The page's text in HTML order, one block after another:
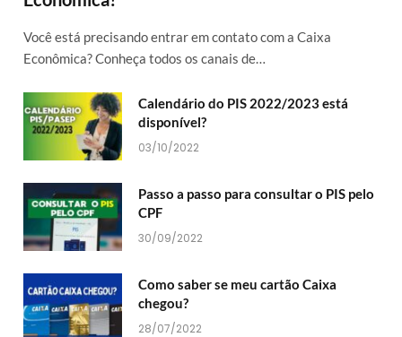
Você está precisando entrar em contato com a Caixa
Econômica? Conheça todos os canais de…
Calendário do PIS 2022/2023 está
disponível?
03/10/2022
Passo a passo para consultar o PIS pelo
CPF
30/09/2022
Como saber se meu cartão Caixa
chegou?
28/07/2022